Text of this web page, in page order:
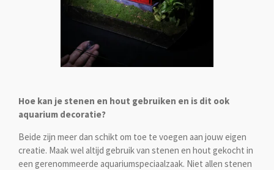
Hoe kan je stenen en hout gebruiken en is dit ook
aquarium decoratie?
Beide zijn meer dan schikt om toe te voegen aan jouw eigen
creatie. Maak wel altijd gebruik van stenen en hout gekocht in
een gerenommeerde aquariumspeciaalzaak. Niet allen stenen